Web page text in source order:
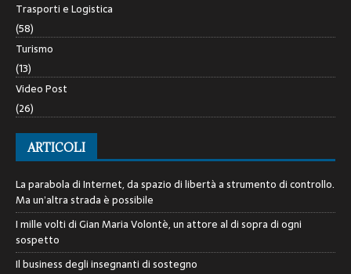
Trasporti e Logistica
(58)
Turismo
(13)
Video Post
(26)
ARTICOLI
La parabola di Internet, da spazio di libertà a strumento di controllo.
Ma un’altra strada è possibile
I mille volti di Gian Maria Volontè, un attore al di sopra di ogni
sospetto
Il business degli insegnanti di sostegno